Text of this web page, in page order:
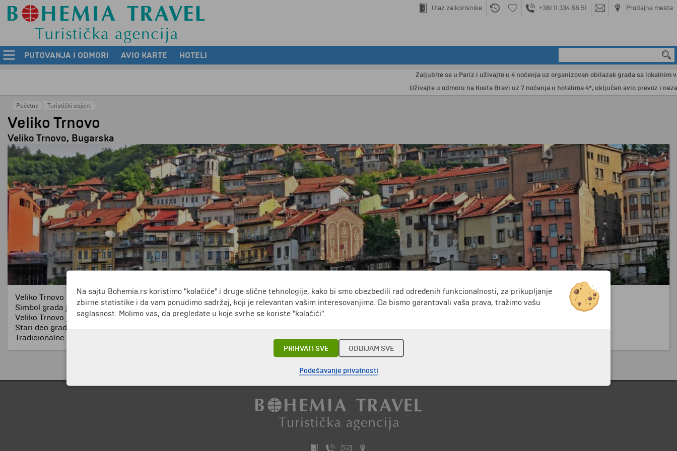
Ulaz za korisnike +381 11 334 88 51 Prodajna mesta
PUTOVANJA I ODMORI AVIO KARTE HOTELI
Zaljubite se u Pariz i uživajte u 4 noćenja uz organizovan obilazak grada sa lokalnim
Uživajte u odmoru na Kosta Bravi uz 7 noćenja u hotelima 4*, uključen avio prevoz i
Početna Turistički objekti
Veliko Trnovo
Veliko Trnovo, Bugarska
Veliko Trnovo se nalazi na obalama reke Jantre.
Simbol grada je tvrđava Carevec, koja se nalazi na istoimenom brdu.
Veliko Trnovo je bila stara prestonica Bugarske, a posetioce inspiriše veliki broj crkava i manastira u blizini grada.
Stari deo grada čuva tipičnu atmosferu iz perioda bugarske renesanse.
Tradicionalne kuće nadvisuju obale reke Jantre. Samo 6 km od grada nalazi se selo Arbanasi, proglašeno za arhitektonski rezervat.
Na sajtu Bohemia.rs koristimo "kolačiće" i druge slične tehnologije, kako bi smo obezbedili rad određenih funkcionalnosti, za prikupljanje
zbirne statistike i da vam ponudimo sadržaj, koji je relevantan vašim interesovanjima. Da bismo garantovali vaša prava, tražimo vašu
saglasnost. Molimo vas, da pregledate u koje svrhe se koriste "kolačići".
PRIHVATI SVE ODBIJAM SVE
Podešavanje privatnosti